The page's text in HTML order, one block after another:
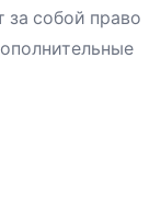
за собой право